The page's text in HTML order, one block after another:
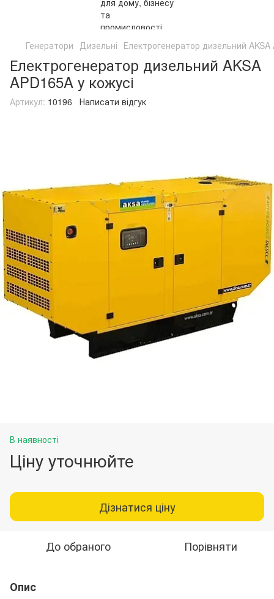
Генератори Дизельні Електрогенератор дизельний AKSA
Електрогенератор дизельний AKSA
APD165A у кожусі
Артикул: 10196 Написати відгук
В наявності
Ціну уточнюйте
Дізнатися ціну
До обраного Порівняти
Опис